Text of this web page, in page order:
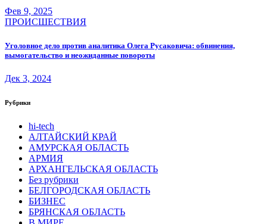
Фев 9, 2025
ПРОИСШЕСТВИЯ
Уголовное дело против аналитика Олега Русаковича: обвинения,
вымогательство и неожиданные повороты
Дек 3, 2024
Рубрики
hi-tech
АЛТАЙСКИЙ КРАЙ
АМУРСКАЯ ОБЛАСТЬ
АРМИЯ
АРХАНГЕЛЬСКАЯ ОБЛАСТЬ
Без рубрики
БЕЛГОРОДСКАЯ ОБЛАСТЬ
БИЗНЕС
БРЯНСКАЯ ОБЛАСТЬ